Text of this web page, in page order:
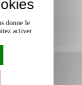
donne le
activer